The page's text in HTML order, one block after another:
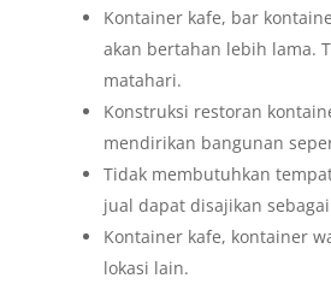
Kontainer kafe, bar
akan bertahan lebih lama.
matahari.
Konstruksi restoran
mendirikan bangunan
Tidak membutuhkan
jual dapat disajikan
Kontainer kafe, kontainer
lokasi lain.